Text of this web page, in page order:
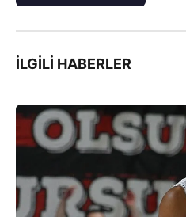
İLGILI HABERLER